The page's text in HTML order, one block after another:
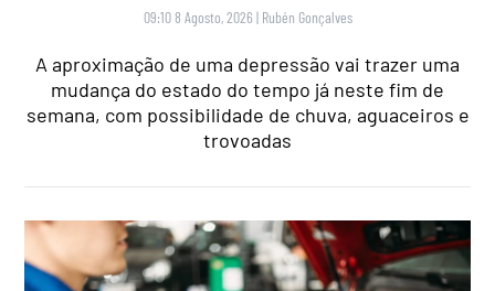
09:10 8 Agosto, 2026 | Rubén Gonçalves
A aproximação de uma depressão vai trazer uma
mudança do estado do tempo já neste fim de
semana, com possibilidade de chuva, aguaceiros e
trovoadas